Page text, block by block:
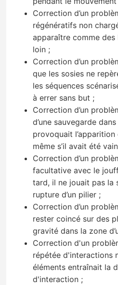
Correction d’un
régénératifs non
apparaître comme
loin ;
Correction d’un
que les sosies ne
les séquences
à errer sans but ;
Correction d’un
d’une sauvegarde
provoquait
même s’il avait été
Correction d’un
facultative avec le
tard, il ne jouait pas la
rupture d’un pilier ;
Correction d’un
rester coincé sur des
gravité dans la zone
Correction d'un
répétée d'interactions
éléments entraînait la
d'interaction ;